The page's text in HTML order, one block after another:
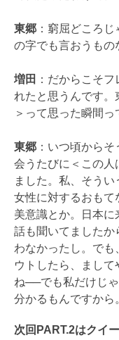
東郷 ：窮屈どころ
の字でも言おうもの
増田 ：だからこそ
れたと思うんです。
＞って思った瞬間っ
東郷 ：いつ頃から
会うたびに＜この人
ました。私、そうい
女性に対するおもて
美意識とか。日本に
話も聞いてましたか
わなかったし。でも
ウトしたら、まし
ね──でも私だけじ
分かるもんですから
次回PART.2はクイ